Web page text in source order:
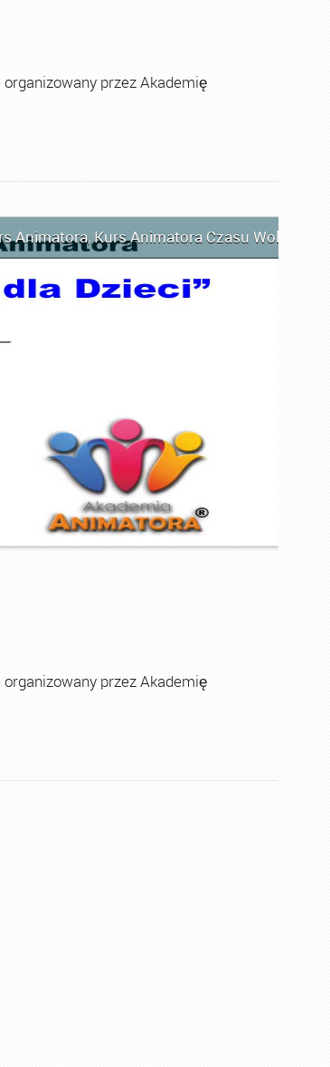
przez Akademię
Animatora,Kurs Animatora Czasu Wolnego
przez Akademię